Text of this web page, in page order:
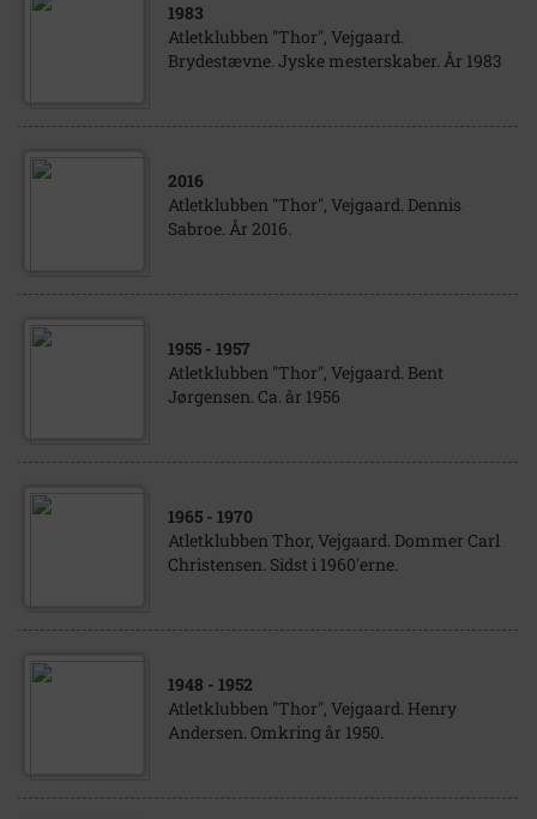
1983
Atletklubben "Thor", Vejgaard.
Brydestævne. Jyske mesterskaber. År 1983
2016
Atletklubben "Thor", Vejgaard. Dennis
Sabroe. År 2016.
1955 - 1957
Atletklubben "Thor", Vejgaard. Bent
Jørgensen. Ca. år 1956
1965 - 1970
Atletklubben Thor, Vejgaard. Dommer Carl
Christensen. Sidst i 1960'erne.
1948 - 1952
Atletklubben "Thor", Vejgaard. Henry
Andersen. Omkring år 1950.